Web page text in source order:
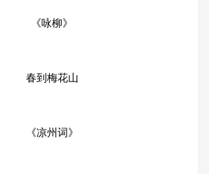
《咏柳》
春到梅花山
《凉州词》